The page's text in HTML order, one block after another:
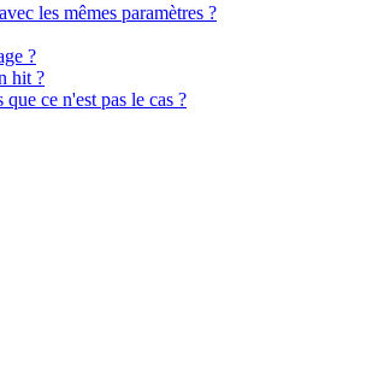
les mêmes paramètres ?
?
hit ?
ce n'est pas le cas ?